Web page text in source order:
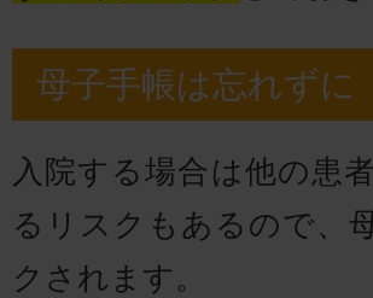
母子手帳は忘れずに
入院する場合は他の患
るリスクもあるので、
クされます。